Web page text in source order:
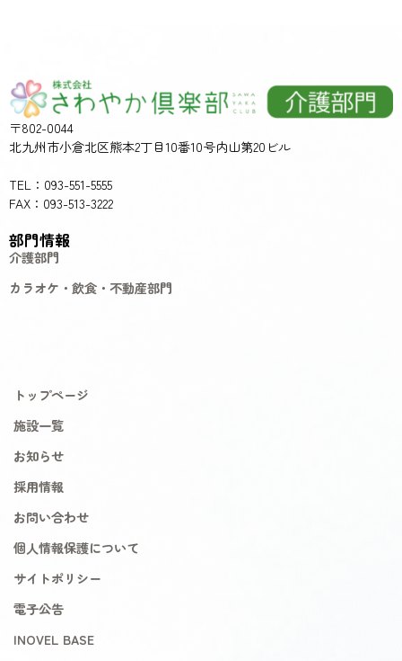
〒802-0044
北九州市小倉北区熊本2丁目10番10号内山第20ビル
TEL：093-551-5555
FAX：093-513-3222
部門情報
介護部門
カラオケ・飲食・不動産部門
トップページ
施設一覧
お知らせ
採用情報
お問い合わせ
個人情報保護について
サイトポリシー
電子公告
INOVEL BASE